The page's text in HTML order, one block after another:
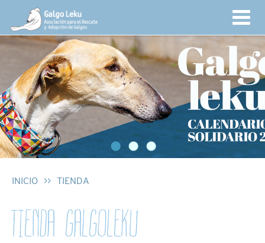
INICIO >> TIENDA
TIENDA GALGOLEKU